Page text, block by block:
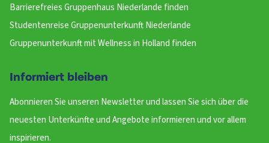
Barrierefreies Gruppenhaus Niederlande finden
Studentenreise Gruppenunterkunft Niederlande
Gruppenunterkunft mit Wellness in Holland finden
Informiert bleiben
Abonnieren Sie unseren Newsletter und lassen Sie sich über die
neuesten Unterkünfte und Angebote informieren und vor allem
inspirieren.